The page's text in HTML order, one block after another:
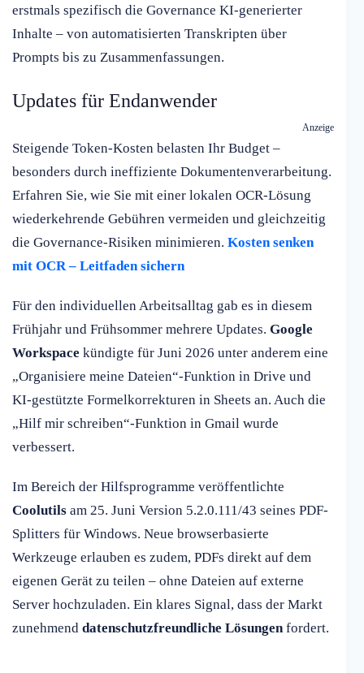
erstmals spezifisch die Governance KI-generierter
Inhalte – von automatisierten Transkripten über
Prompts bis zu Zusammenfassungen.
Updates für Endanwender
Anzeige
Steigende Token-Kosten belasten Ihr Budget –
besonders durch ineffiziente Dokumentenverarbeitung.
Erfahren Sie, wie Sie mit einer lokalen OCR-Lösung
wiederkehrende Gebühren vermeiden und gleichzeitig
die Governance-Risiken minimieren. Kosten senken
mit OCR – Leitfaden sichern
Für den individuellen Arbeitsalltag gab es in diesem
Frühjahr und Frühsommer mehrere Updates. Google
Workspace kündigte für Juni 2026 unter anderem eine
„Organisiere meine Dateien“-Funktion in Drive und
KI-gestützte Formelkorrekturen in Sheets an. Auch die
„Hilf mir schreiben“-Funktion in Gmail wurde
verbessert.
Im Bereich der Hilfsprogramme veröffentlichte
Coolutils am 25. Juni Version 5.2.0.111/43 seines PDF-
Splitters für Windows. Neue browserbasierte
Werkzeuge erlauben es zudem, PDFs direkt auf dem
eigenen Gerät zu teilen – ohne Dateien auf externe
Server hochzuladen. Ein klares Signal, dass der Markt
zunehmend datenschutzfreundliche Lösungenfordert.